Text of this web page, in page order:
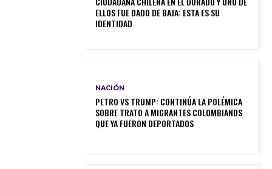
ELLOS FUE DADO DE BAJA: ESTA ES SU
IDENTIDAD
NACIÓN
PETRO VS TRUMP: CONTINÚA LA POLÉMICA
SOBRE TRATO A MIGRANTES COLOMBIANOS
QUE YA FUERON DEPORTADOS